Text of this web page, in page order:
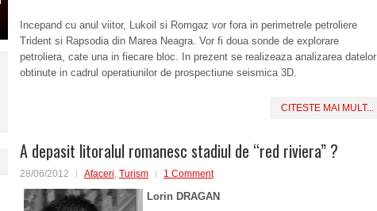
Incepand cu anul viitor, Lukoil si Romgaz vor fora in perimetrele petroliere
Trident si Rapsodia din Marea Neagra. Vor fi doua sonde de explorare
petroliera, cate una in fiecare bloc. In prezent se realizeaza analizarea datelor
obtinute in cadrul operatiunilor de prospectiune seismica 3D.
CITESTE MAI MULT...
A depasit litoralul romanesc stadiul de “red riviera” ?
28/06/2012 Afaceri, Turism 1 Comment
Lorin DRAGAN